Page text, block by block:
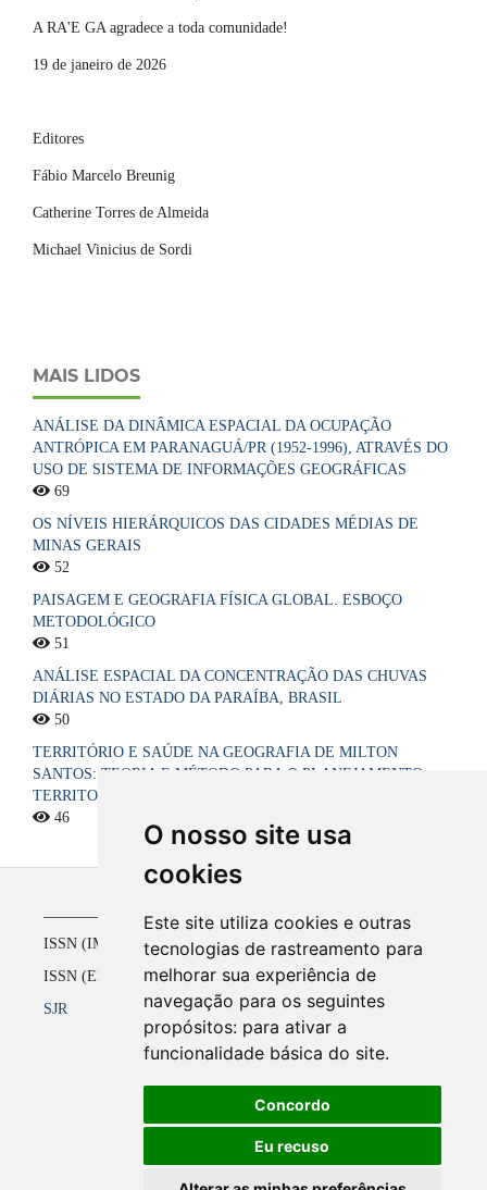
O nosso site usa
cookies
Este site utiliza cookies e outras
tecnologias de rastreamento para
melhorar sua experiência de
navegação para os seguintes
propósitos: para ativar a
funcionalidade básica do site.
Concordo
Eu recuso
A RA'E GA agradece a toda comunidade!
19 de janeiro de 2026
Editores
Fábio Marcelo Breunig
Catherine Torres de Almeida
Michael Vinicius de Sordi
MAIS LIDOS
ANÁLISE DA DINÂMICA ESPACIAL DA OCUPAÇÃO
ANTRÓPICA EM PARANAGUÁ/PR (1952-1996), ATRAVÉS DO
USO DE SISTEMA DE INFORMAÇÕES GEOGRÁFICAS
69
OS NÍVEIS HIERÁRQUICOS DAS CIDADES MÉDIAS DE
MINAS GERAIS
52
PAISAGEM E GEOGRAFIA FÍSICA GLOBAL. ESBOÇO
METODOLÓGICO
51
ANÁLISE ESPACIAL DA CONCENTRAÇÃO DAS CHUVAS
DIÁRIAS NO ESTADO DA PARAÍBA, BRASIL
50
TERRITÓRIO E SAÚDE NA GEOGRAFIA DE MILTON
SANTOS: TEORIA E MÉTODO PARA O PLANEJAMENTO
TERRITORIAL DO SISTEMA ÚNICO DE SAÚDE NO BRASIL
46
ISSN (IMPRESSO) 1516-4136 até 2008
ISSN (ELETRÔNICO) 2177-2738 a partir de 2009
SJR